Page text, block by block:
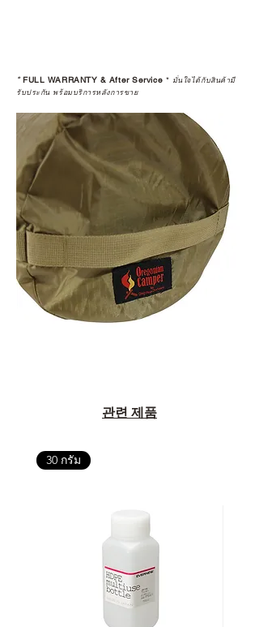
*FULL WARRANTY & After Service * มั่นใจได้กับสินค้ามี
รับประกัน พร้อมบริการหลังการขาย
관련 제품
30 กรัม